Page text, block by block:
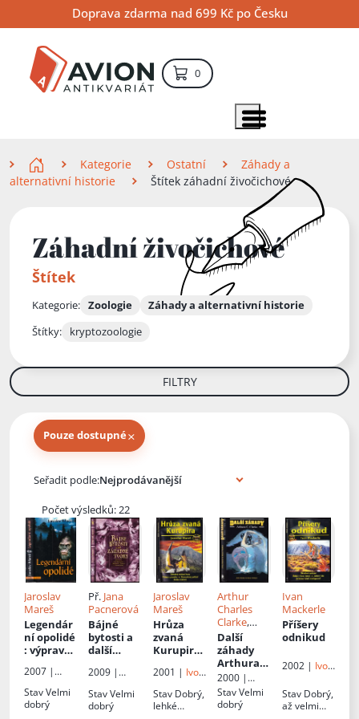
na
obsah
na
navigaci
na
vyhledávání
Doprava zdarma nad 699 Kč po Česku
0položek – košík
Zobrazit položky menu
Kategorie Ostatní
Záhady a
alternativní historie
Štítek záhadní živočichové
Záhadní živočichové
Štítek
Kategorie: Zoologie
Záhady a alternativní historie
Štítky:
kryptozoologie
FILTRY
Pouze dostupné×
Seřadit podle:
Počet výsledků: 22
Jaroslav
Mareš
Legendár
ní opolidé
: výpravy
přízračný
mi obry
2007 |
StavVelmi
dobrý
Př. Jana
Pacnerová
Bájné
bytosti a
další
ze světa
fantazie
2009 |
Libri
StavVelmi
dobrý
Jaroslav
Mareš
Hrůza
zvaná
Kurupira:
2001 | Ivo
Stav Dobrý,
lehké
Arthur
Charles
Clarke,
Simon
Welfare,
John
Fairley
Věra Šedá
Další
záhady
Arthura
C. Clarka
2000 |
Columbus
StavVelmi
dobrý
Ivan
Mackerle
Příšery
odnikud
2002 | Ivo
Stav Dobrý,
až velmi